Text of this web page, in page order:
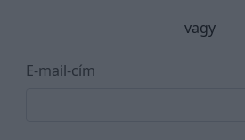
vagy
E-mail-cím